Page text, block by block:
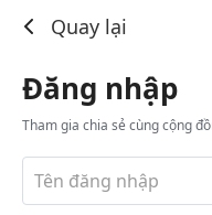
Quay lại
Đăng nhập
Tham gia chia sẻ cùng cộng